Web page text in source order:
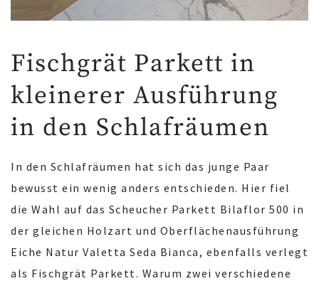
Fischgrät Parkett in
kleinerer Ausführung
in den Schlafräumen
In den Schlafräumen hat sich das junge Paar
bewusst ein wenig anders entschieden. Hier fiel
die Wahl auf das Scheucher Parkett Bilaflor 500 in
der gleichen Holzart und Oberflächenausführung
Eiche Natur Valetta Seda Bianca, ebenfalls verlegt
als Fischgrät Parkett. Warum zwei verschiedene